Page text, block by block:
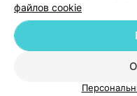
Новости
Медицинский
файлов cookie